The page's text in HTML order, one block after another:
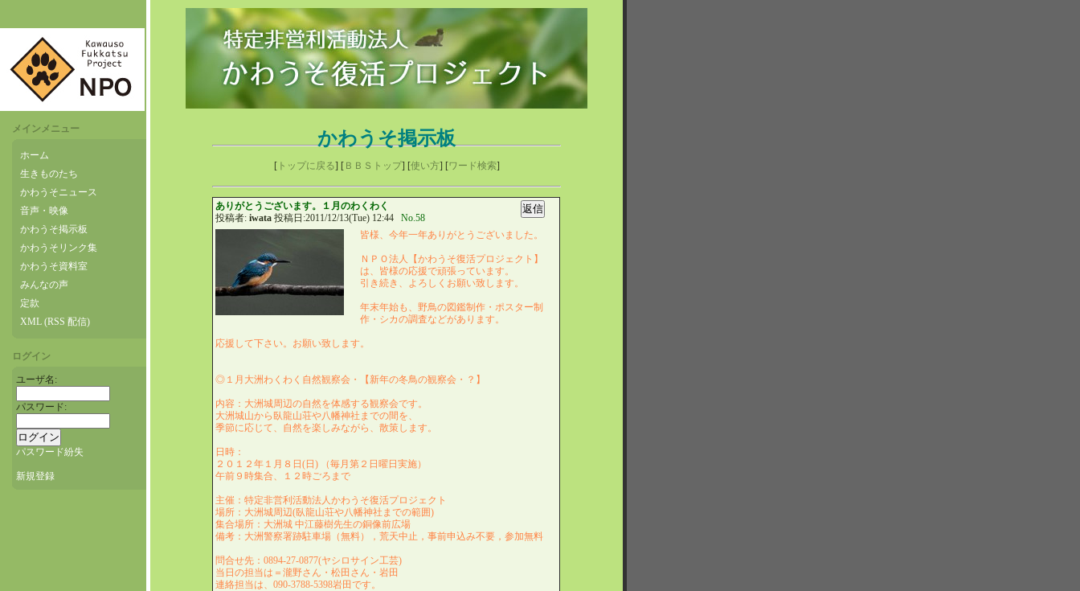
メインメニュー
ホーム
生きものたち
かわうそニュース
音声・映像
かわうそ掲示板
かわうそリンク集
かわうそ資料室
みんなの声
定款
XML (RSS 配信)
ログイン
ユーザ名:
パスワード:
パスワード紛失
新規登録
かわうそ掲示板
[トップに戻る] [ＢＢＳトップ] [使い方] [ワード検索]
ありがとうございます。１月のわくわく
投稿者: iwata投稿日:2011/12/13(Tue) 12:44
No.58
皆様、今年一年ありがとうございました。
ＮＰＯ法人【かわうそ復活プロジェクト】
は、皆様の応援で頑張っています。
引き続き、よろしくお願い致します。
年末年始も、野鳥の図鑑制作・ポスター制
作・シカの調査などがあります。
応援して下さい。お願い致します。
◎１月大洲わくわく自然観察会・【新年の冬鳥の観察会・？】
内容：大洲城周辺の自然を体感する観察会です。
大洲城山から臥龍山荘や八幡神社までの間を、
季節に応じて、自然を楽しみながら、散策します。
日時：
２０１２年１月８日(日) （毎月第２日曜日実施）
午前９時集合、１２時ごろまで
主催：特定非営利活動法人かわうそ復活プロジェクト
場所：大洲城周辺(臥龍山荘や八幡神社までの範囲)
集合場所：大洲城 中江藤樹先生の銅像前広場
備考：大洲警察署跡駐車場（無料），荒天中止，事前申込み不要，参加無料
問合せ先：0894-27-0877(ヤシロサイン工芸)
当日の担当は＝瀧野さん・松田さん・岩田
連絡担当は、090-3788-5398岩田です。